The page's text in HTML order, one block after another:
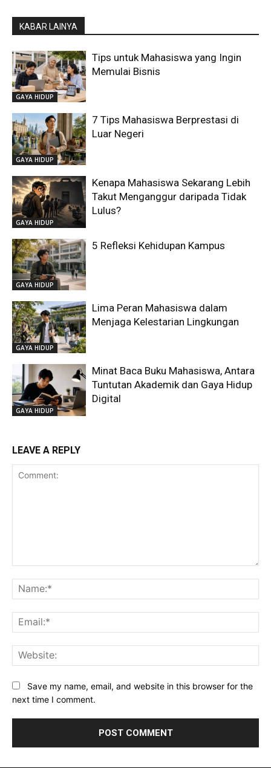
KABAR LAINYA
GAYA HIDUP
Tips untuk Mahasiswa yang Ingin
Memulai Bisnis
GAYA HIDUP
7 Tips Mahasiswa Berprestasi di
Luar Negeri
GAYA HIDUP
Kenapa Mahasiswa Sekarang Lebih
Takut Menganggur daripada Tidak
Lulus?
GAYA HIDUP
5 Refleksi Kehidupan Kampus
GAYA HIDUP
Lima Peran Mahasiswa dalam
Menjaga Kelestarian Lingkungan
GAYA HIDUP
Minat Baca Buku Mahasiswa, Antara
Tuntutan Akademik dan Gaya Hidup
Digital
LEAVE A REPLY
Save my name, email, and website in this browser for the
next time I comment.